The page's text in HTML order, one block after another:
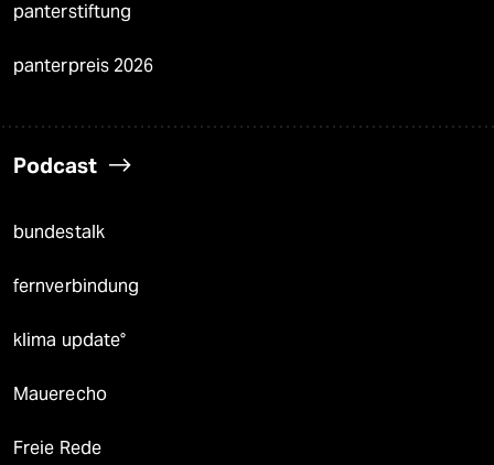
panterstiftung
panterpreis 2026
Podcast
bundestalk
fernverbindung
klima update°
Mauerecho
Freie Rede